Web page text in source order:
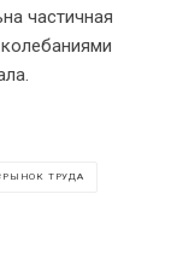
частичная
РЫНОК ТРУДА